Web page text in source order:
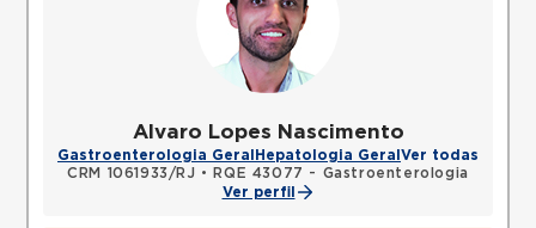
Alvaro Lopes Nascimento
Gastroenterologia Geral Hepatologia Geral Ver todas
CRM 1061933/RJ •
RQE 43077 - Gastroenterologia
Ver perfil